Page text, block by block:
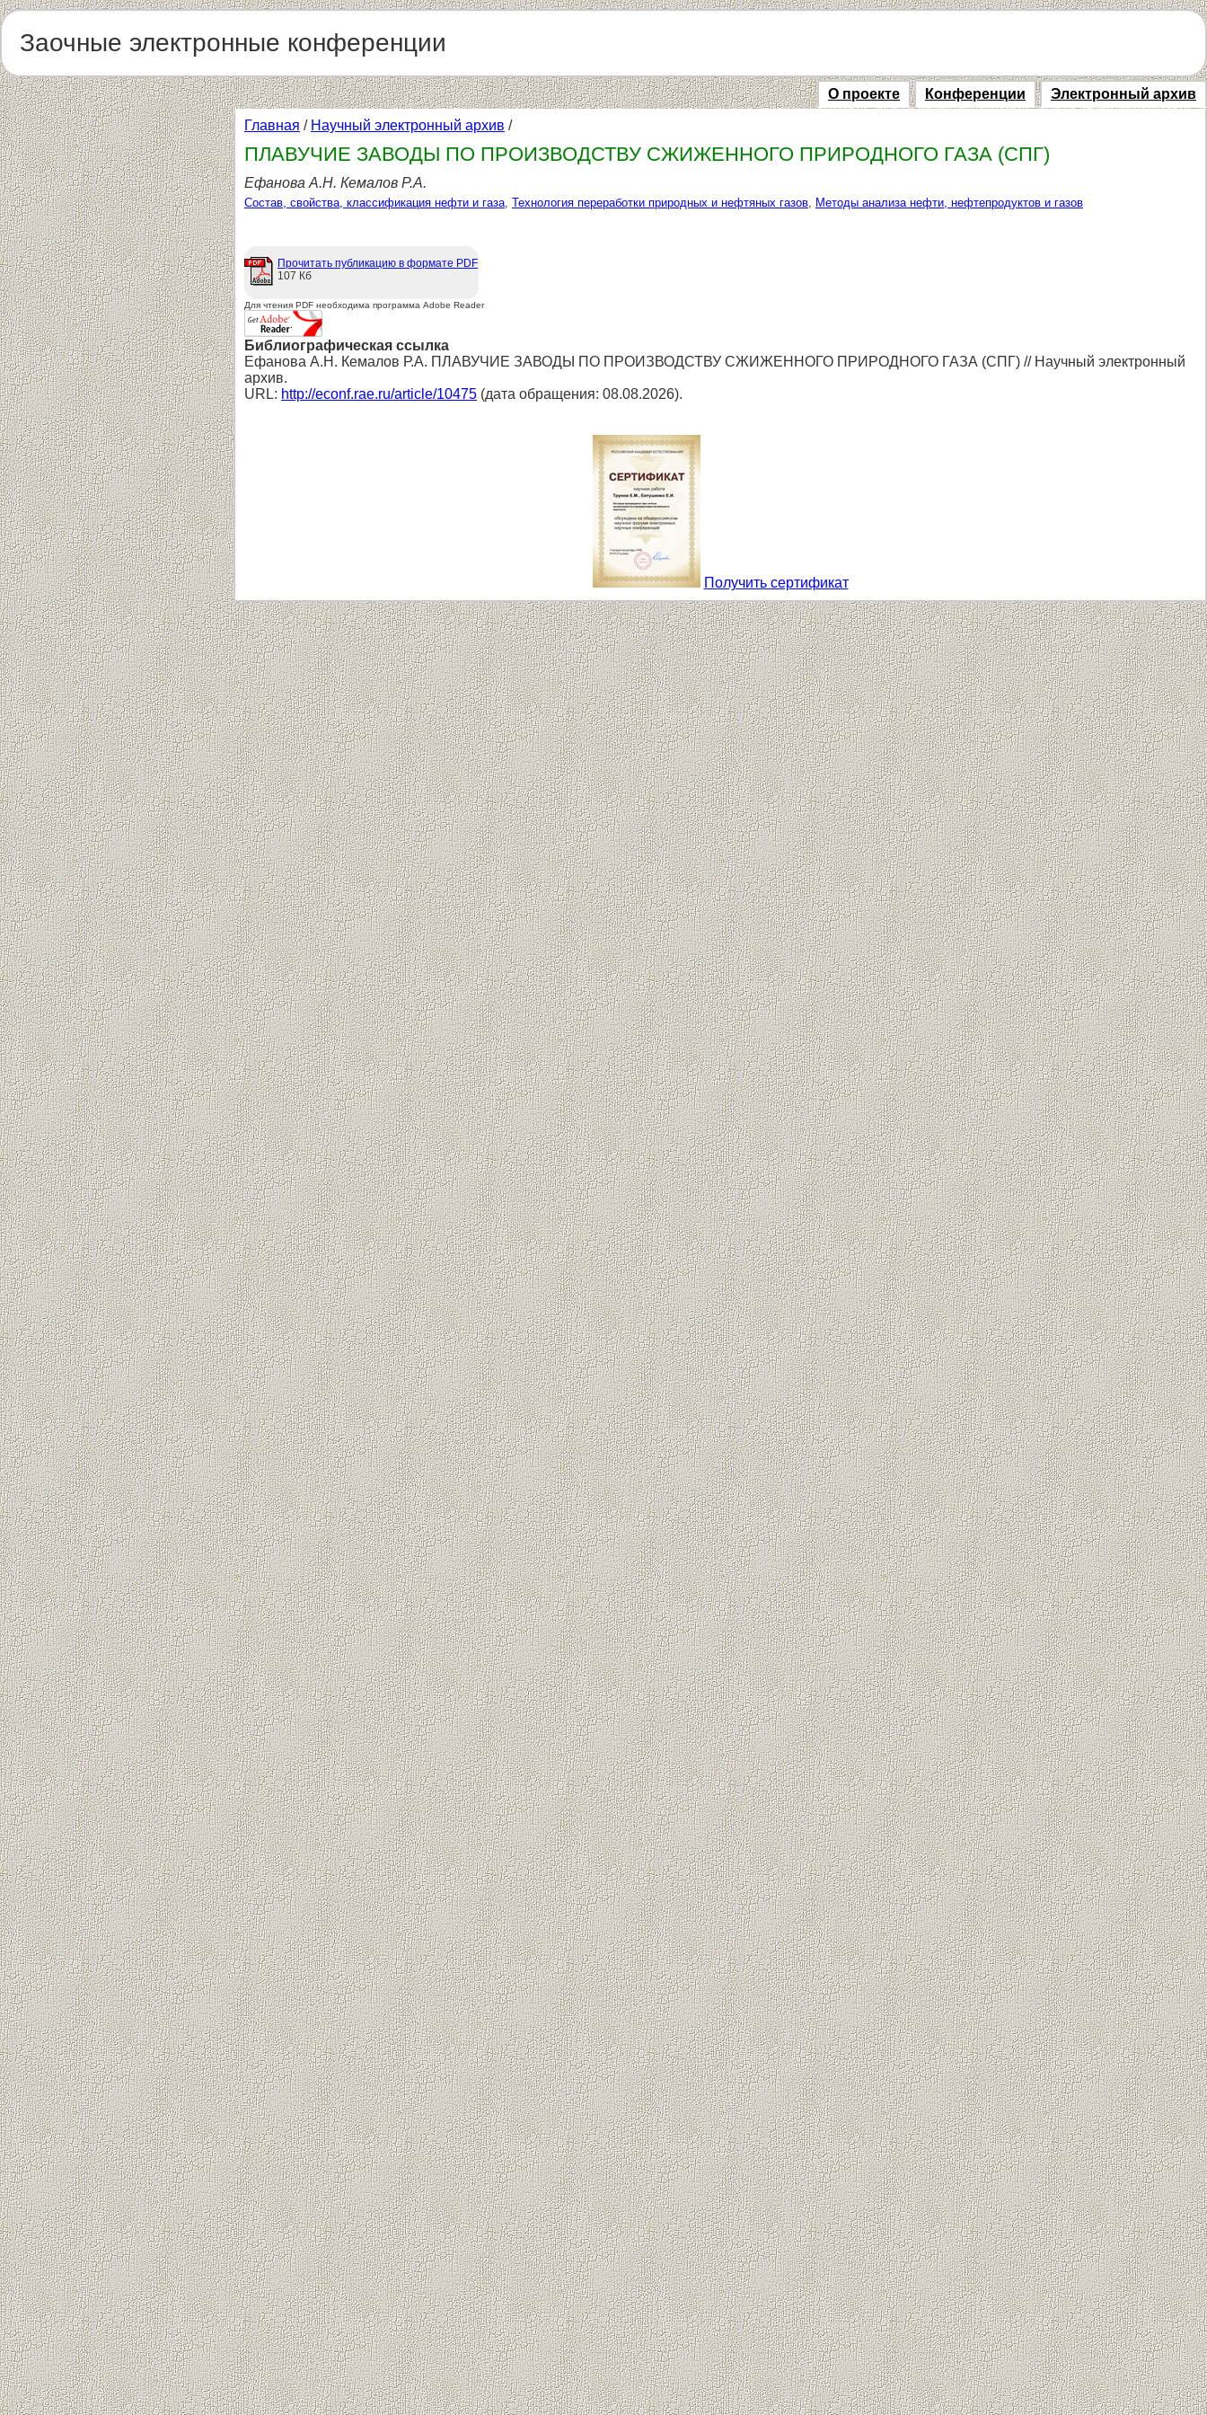
Заочные электронные конференции
О проекте Конференции Электронный архив
Главная / Научный электронный архив /
ПЛАВУЧИЕ ЗАВОДЫ ПО ПРОИЗВОДСТВУ СЖИЖЕННОГО ПРИРОДНОГО ГАЗА (СПГ)
Ефанова А.Н. Кемалов Р.А.
Состав, свойства, классификация нефти и газа, Технология переработки природных и нефтяных газов, Методы анализа нефти, нефтепродуктов и газов
Прочитать публикацию в формате PDF
107 Кб
Для чтения PDF необходима программа Adobe Reader
Библиографическая ссылка
Ефанова А.Н. Кемалов Р.А. ПЛАВУЧИЕ ЗАВОДЫ ПО ПРОИЗВОДСТВУ СЖИЖЕННОГО ПРИРОДНОГО ГАЗА (СПГ) // Научный электронный
архив.
URL: http://econf.rae.ru/article/10475 (дата обращения: 08.08.2026).
Получить сертификат